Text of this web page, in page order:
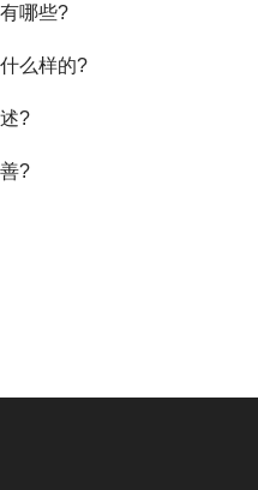
哪些?
么样的?
?
?